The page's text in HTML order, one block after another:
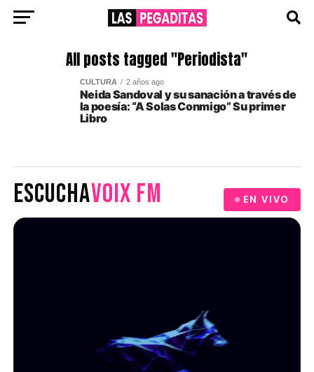
All posts tagged "Periodista"
CULTURA 2 años ago
Neida Sandoval y su sanación a través de
la poesía: “A Solas Conmigo” Su primer
Libro
ESCUCHAVOIX FM EN VIVO